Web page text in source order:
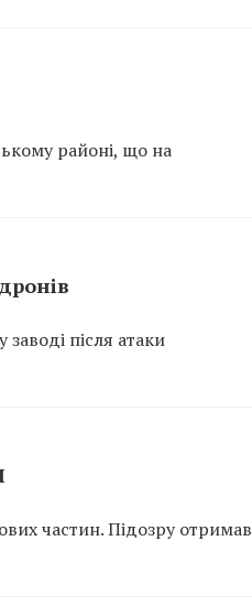
районі, що на
після атаки
частин. Підозру отримав